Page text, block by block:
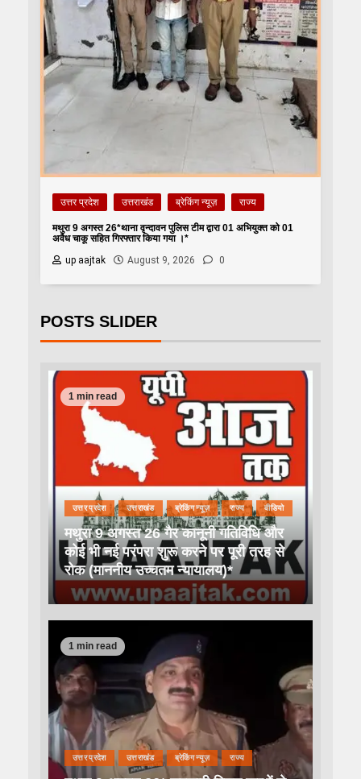
उत्तर प्रदेश उत्तराखंड ब्रेकिंग न्यूज़ राज्य
मथुरा 9 अगस्त 26*थाना वृन्दावन पुलिस टीम द्वारा 01 अभियुक्त को 01
अवैध चाकू सहित गिरफ्तार किया गया ।*
up aajtak
August 9, 2026 0
POSTS SLIDER
1 min read
उत्तर प्रदेश उत्तराखंड ब्रेकिंग न्यूज़ राज्य वीडियो
मथुरा 9 अगस्त 26 गैर कानूनी गतिविधि और
कोई भी नई परंपरा शुरू करने पर पूरी तरह से
रोक (माननीय उच्चतम न्यायालय)*
1 min read
उत्तर प्रदेश उत्तराखंड ब्रेकिंग न्यूज़ राज्य